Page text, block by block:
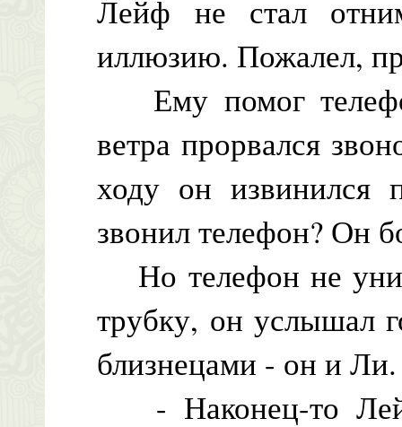
Лейф не стал
иллюзию. Пожалел,
Ему помог
ветра прорвался
ходу он извинился
звонил телефон? Он
Но телефон не
трубку, он услышал
близнецами - он и Ли.
- Наконец-то